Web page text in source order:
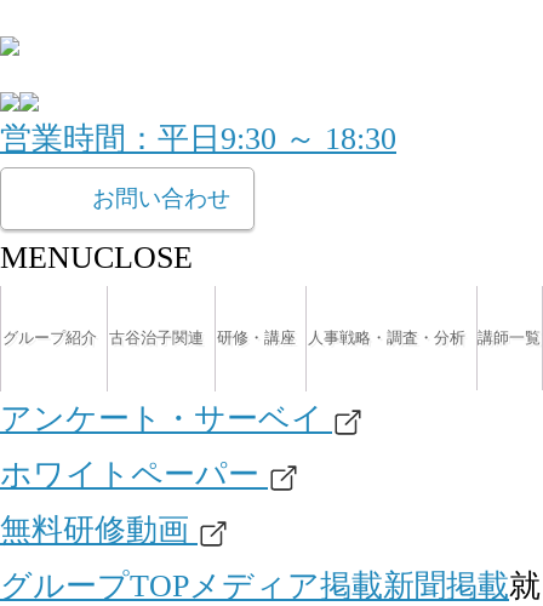
営業時間：平日9:30 ～ 18:30
お問い合わせ
MENUCLOSE
グループ紹介 古谷治子関連 研修・講座 人事戦略・調査・分析 講師一覧
アンケート・サーベイ
ホワイトペーパー
無料研修動画
グループTOPメディア掲載新聞掲載就